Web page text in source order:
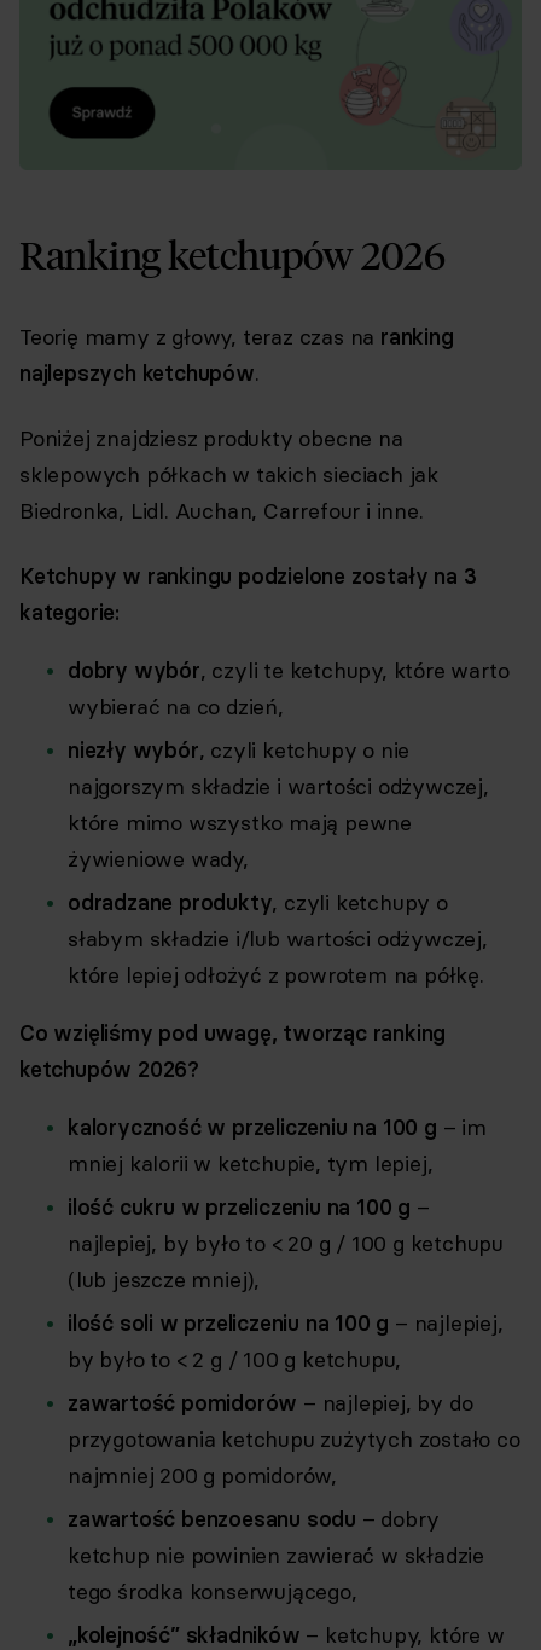
Ranking ketchupów 2026
Teorię mamy z głowy, teraz czas na ranking
najlepszych ketchupów.
Poniżej znajdziesz produkty obecne na
sklepowych półkach w takich sieciach jak
Biedronka, Lidl. Auchan, Carrefour i inne.
Ketchupy w rankingu podzielone zostały na 3
kategorie:
dobry wybór, czyli te ketchupy, które warto
wybierać na co dzień,
niezły wybór, czyli ketchupy o nie
najgorszym składzie i wartości odżywczej,
które mimo wszystko mają pewne
żywieniowe wady,
odradzane produkty, czyli ketchupy o
słabym składzie i/lub wartości odżywczej,
które lepiej odłożyć z powrotem na półkę.
Co wzięliśmy pod uwagę, tworząc ranking
ketchupów 2026?
kaloryczność w przeliczeniu na 100 g – im
mniej kalorii w ketchupie, tym lepiej,
ilość cukru w przeliczeniu na 100 g –
najlepiej, by było to < 20 g / 100 g ketchupu
(lub jeszcze mniej),
ilość soli w przeliczeniu na 100 g – najlepiej,
by było to < 2 g / 100 g ketchupu,
zawartość pomidorów – najlepiej, by do
przygotowania ketchupu zużytych zostało co
najmniej 200 g pomidorów,
zawartość benzoesanu sodu – dobry
ketchup nie powinien zawierać w składzie
tego środka konserwującego,
„kolejność” składników – ketchupy, które w